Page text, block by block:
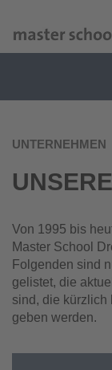
Inhalt
UNTERNEHMEN
Von 1995 bis
Master School
Folgenden sind
gelistet, die
sind, die kürzlich
geben werden.